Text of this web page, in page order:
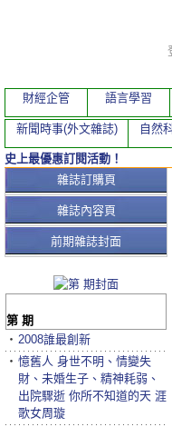
雜誌訂購頁
雜誌內容頁
前期雜誌封面
第 期
‧ 2008誰最創新
‧ 憶舊人 身世不明、情變失
財、未婚生子、精神耗弱、
出院驟逝 你所不知道的天 涯
歌女周璇
財經企管 語言學習
新聞時事(外文雜誌) 自然
史上最優惠訂閱活動！